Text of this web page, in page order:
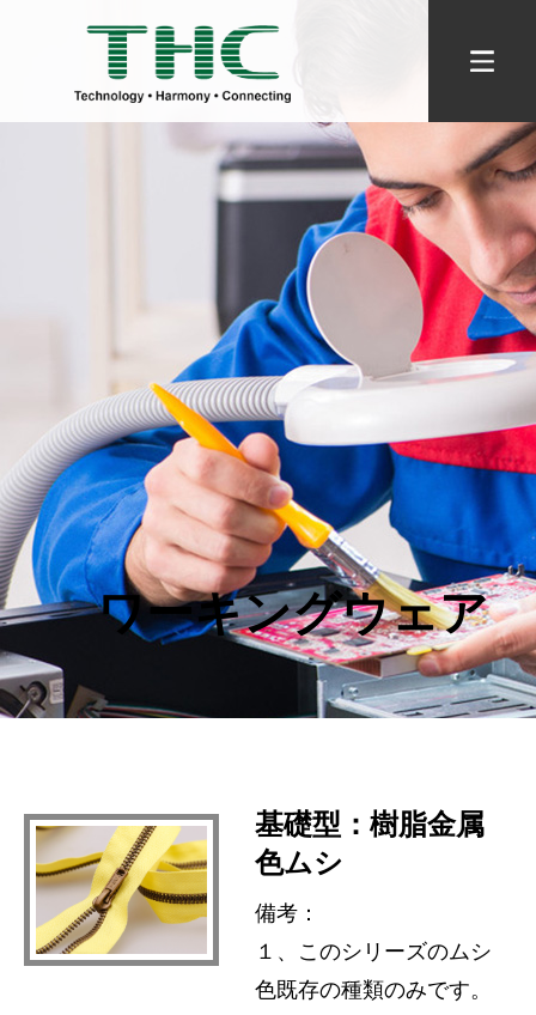
ワーキングウェア
基礎型：樹脂金属
色ムシ
備考：
１、このシリーズのムシ
色既存の種類のみです。